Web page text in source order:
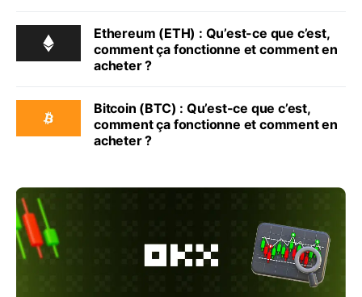
Ethereum (ETH) : Qu’est-ce que c’est,
comment ça fonctionne et comment en
acheter ?
Bitcoin (BTC) : Qu’est-ce que c’est,
comment ça fonctionne et comment en
acheter ?